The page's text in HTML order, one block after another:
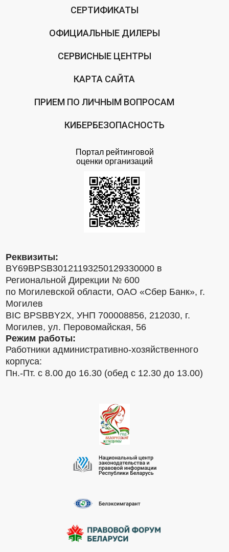
СЕРТИФИКАТЫ
ОФИЦИАЛЬНЫЕ ДИЛЕРЫ
СЕРВИСНЫЕ ЦЕНТРЫ
КАРТА САЙТА
ПРИЕМ ПО ЛИЧНЫМ ВОПРОСАМ
КИБЕРБЕЗОПАСНОСТЬ
Портал рейтинговой
оценки организаций
Реквизиты:
BY69BPSB30121193250129330000 в
Региональной Дирекции № 600
по Могилевской области, ОАО «Сбер Банк», г.
Могилев
BIC BPSBBY2X, УНП 700008856, 212030, г.
Могилев, ул. Перовомайская, 56
Режим работы:
Работники административно-хозяйственного
корпуса:
Пн.-Пт. с 8.00 до 16.30 (обед с 12.30 до 13.00)